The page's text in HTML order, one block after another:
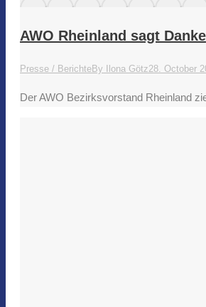
AWO Rheinland sagt Danke
Presse / BerichteBy Ilona Götz28. October
Der AWO Bezirksvorstand Rheinland